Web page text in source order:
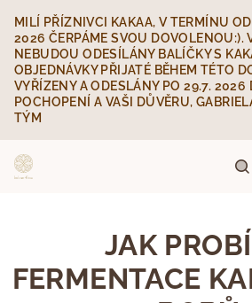
obsah
MILÍ PŘÍZNIVCI KAKAA, V TERMÍNU OD
2026 ČERPÁME SVOU DOVOLENOU:).
NEBUDOU ODESÍLÁNY BALÍČKY S
OBJEDNÁVKY PŘIJATÉ BĚHEM TÉTO
VYŘÍZENY A ODESLÁNY PO 29.7. 2026
POCHOPENÍ A VAŠI DŮVĚRU,
TÝM
JAK
FERMENTACE